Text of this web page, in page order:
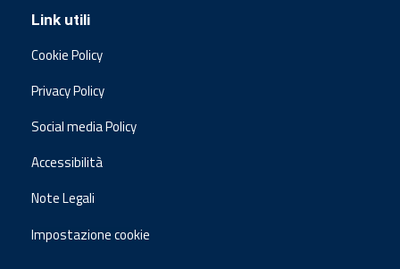
Link utili
Cookie Policy
Privacy Policy
Social media Policy
Accessibilità
Note Legali
Impostazione cookie